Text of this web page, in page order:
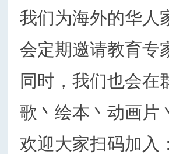
我们为海外的华人
会定期邀请教育专
同时，我们也会在
歌丶绘本丶动画片
欢迎大家扫码加入